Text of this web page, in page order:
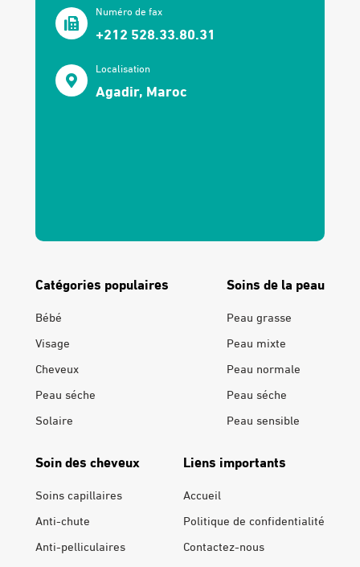
Numéro de fax
+212 528.33.80.31
Localisation
Agadir, Maroc
Catégories populaires
Bébé
Visage
Cheveux
Peau séche
Solaire
Soins de la peau
Peau grasse
Peau mixte
Peau normale
Peau séche
Peau sensible
Soin des cheveux
Soins capillaires
Anti-chute
Anti-pelliculaires
Liens importants
Accueil
Politique de confidentialité
Contactez-nous